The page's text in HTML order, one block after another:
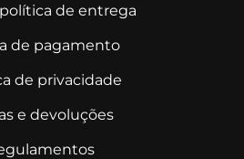
política de entrega
de pagamento
de privacidade
e devoluções